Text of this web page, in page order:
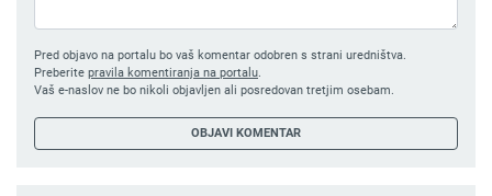
Pred objavo na portalu bo vaš komentar odobren s strani uredništva.
Preberite pravila komentiranja na portalu.
Vaš e-naslov ne bo nikoli objavljen ali posredovan tretjim osebam.